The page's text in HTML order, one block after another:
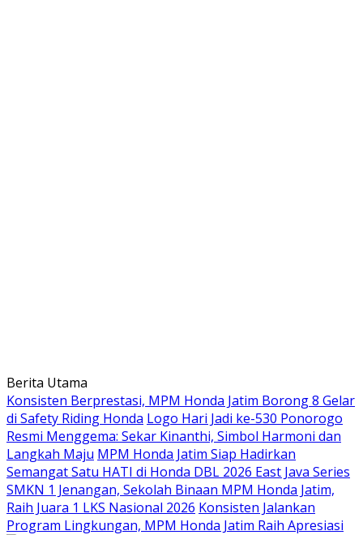
Langsung
ke
konten
Berita Utama
Konsisten Berprestasi, MPM Honda Jatim Borong 8 Gelar
di Safety Riding Honda Logo Hari Jadi ke-530 Ponorogo
Resmi Menggema: Sekar Kinanthi, Simbol Harmoni dan
Langkah Maju MPM Honda Jatim Siap Hadirkan
Semangat Satu HATI di Honda DBL 2026 East Java Series
SMKN 1 Jenangan, Sekolah Binaan MPM Honda Jatim,
Raih Juara 1 LKS Nasional 2026 Konsisten Jalankan
Program Lingkungan, MPM Honda Jatim Raih Apresiasi